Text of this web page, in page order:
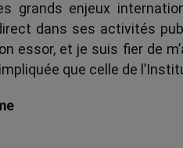
grands enjeux
dans ses activités
essor, et je suis fier de
que celle de